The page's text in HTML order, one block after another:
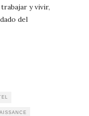
y vivir,
del